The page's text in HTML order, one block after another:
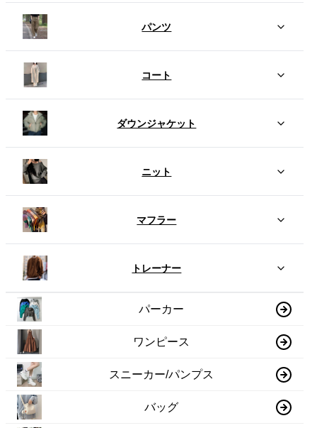
パンツ
コート
ダウンジャケット
ニット
マフラー
トレーナー
パーカー
ワンピース
スニーカー/パンプス
バッグ